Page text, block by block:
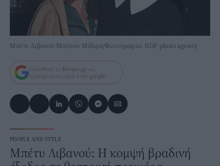
Μπέτυ Λιβανού-Μπέσσυ Μάλφα/Φωτογραφία: NDP photo agency
Πρόσθεσε το Bovary.gr ως
προτιμώμενη πηγή στην google
PEOPLE AND STYLE
Μπέτυ Λιβανού: Η κομψή βραδινή